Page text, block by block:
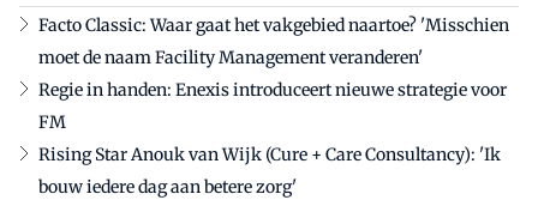
Facto Classic: Waar gaat het vakgebied naartoe? 'Misschien
moet de naam Facility Management veranderen'
Regie in handen: Enexis introduceert nieuwe strategie voor
FM
Rising Star Anouk van Wijk (Cure + Care Consultancy): 'Ik
bouw iedere dag aan betere zorg'